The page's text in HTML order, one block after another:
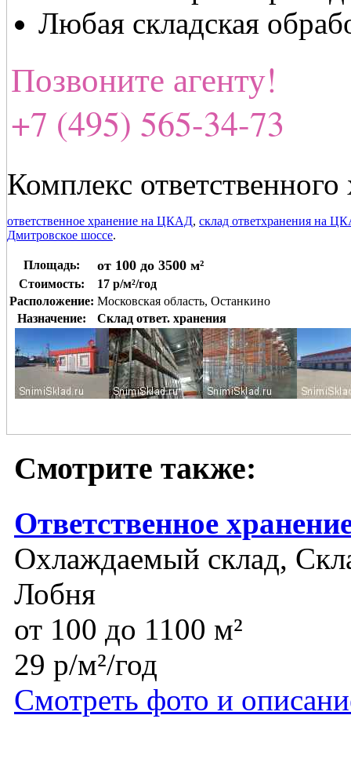
Любая складская
Позвоните агенту!
+7 (495) 565-34-73
Комплекс
ответственное хранение на ЦКАД, склад ответхранения на
Дмитровское шоссе.
Площадь: от 100 до 3500 м²
Стоимость:
17 р/м²/год
Расположение: Московская область, Останкино
Назначение:
Склад ответ. хранения
Смотрите также:
Ответственное
Охлаждаемый склад,
Лобня
от 100 до 1100 м²
29 р/м²/год
Смотреть фото и